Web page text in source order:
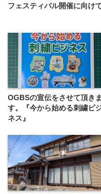
フェスティバル開催に向け
OGBSの宣伝をさせて頂きま
す。『今から始める刺繍ビ
ネス』